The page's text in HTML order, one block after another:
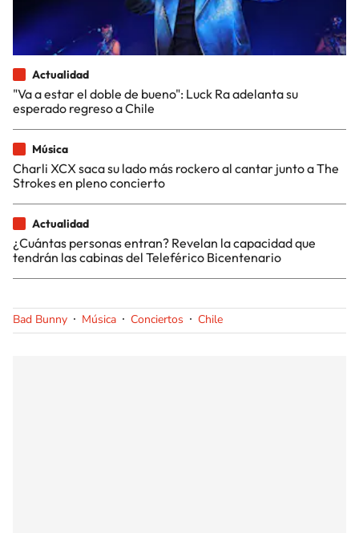
Actualidad
"Va a estar el doble de bueno": Luck Ra adelanta su
esperado regreso a Chile
Música
Charli XCX saca su lado más rockero al cantar junto a The
Strokes en pleno concierto
Actualidad
¿Cuántas personas entran? Revelan la capacidad que
tendrán las cabinas del Teleférico Bicentenario
Bad Bunny Música Conciertos Chile